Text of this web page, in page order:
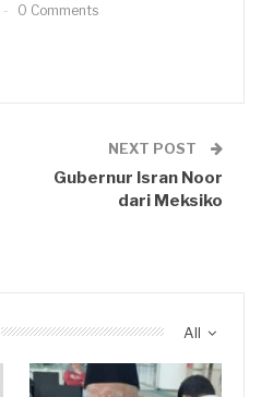
0 Comments
NEXT POST
Gubernur Isran Noor
dari Meksiko
All